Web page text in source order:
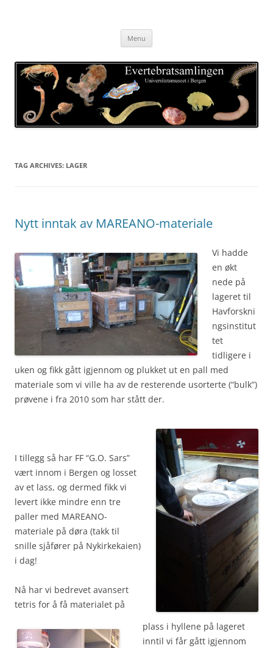
Menu
TAG ARCHIVES: LAGER
Nytt inntak av MAREANO-materiale
Vi hadde
en økt
nede på
lageret til
Havforskni
ngsinstitut
tet
tidligere i
uken og fikk gått igjennom og plukket ut en pall med
materiale som vi ville ha av de resterende usorterte (“bulk”)
prøvene i fra 2010 som har stått der.
I tillegg så har FF “G.O. Sars”
vært innom i Bergen og losset
av et lass, og dermed fikk vi
levert ikke mindre enn tre
paller med MAREANO-
materiale på døra (takk til
snille sjåfører på Nykirkekaien)
i dag!
Nå har vi bedrevet avansert
tetris for å få materialet på
plass i hyllene på lageret
inntil vi får gått igjennom